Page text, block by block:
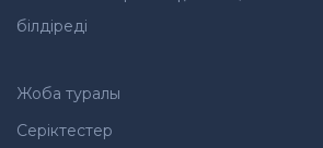
білдіреді
Жоба туралы
Серіктестер